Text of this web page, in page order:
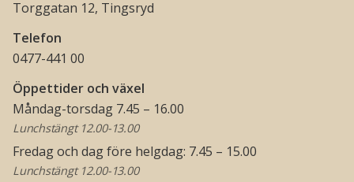
Torggatan 12, Tingsryd
Telefon
0477-441 00
Öppettider och växel
Måndag-torsdag 7.45 – 16.00
Lunchstängt 12.00-13.00
Fredag och dag före helgdag: 7.45 – 15.00
Lunchstängt 12.00-13.00